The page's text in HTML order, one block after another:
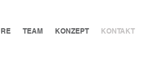
TEAM KONZEPT KONTAKT